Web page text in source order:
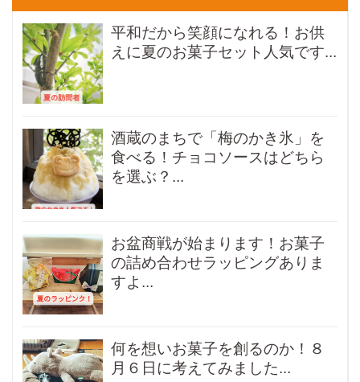
平和だから笑顔になれる！お供
えに夏のお菓子セット人気です...
酒蔵のまちで「梅のかき氷」を
食べる！チョコソースはどちら
を選ぶ？...
お盆商戦が始まります！お菓子
の詰め合わせラッピングありま
すよ...
何を想いお菓子を創るのか！８
月６日に考えてみました...